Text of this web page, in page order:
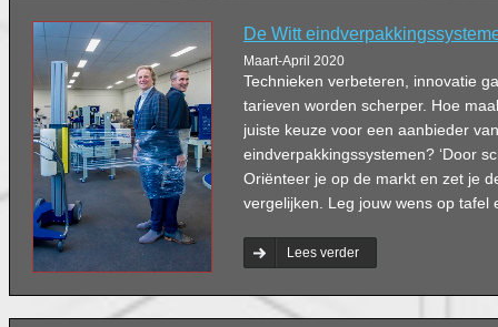
De Witt
Maart-April 2020
Technieken verbeteren, innovatie
tarieven worden scherper. Hoe
juiste keuze voor een aanbieder van
eindverpakkingssystemen? ‘Door
Oriënteer je op de markt en zet je
vergelijken. Leg jouw wens op tafel
Lees verder